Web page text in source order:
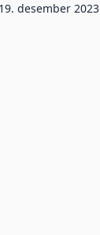
19. desember 2023